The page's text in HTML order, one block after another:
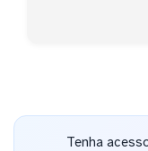
Tenha